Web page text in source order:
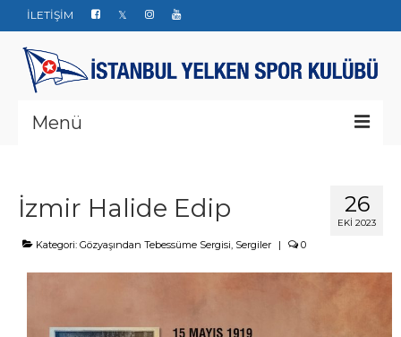
İLETİŞİM
Menü
Yarışlar
Haberler
26
EKI 2023
İzmir Halide Edip
Kategori: Gözyaşından Tebessüme Sergisi, Sergiler | 0